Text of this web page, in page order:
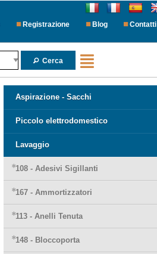
Registrazione Blog Contatti
Cerca
Aspirazione - Sacchi
Piccolo elettrodomestico
Lavaggio
108 - Adesivi Sigillanti
167 - Ammortizzatori
113 - Anelli Tenuta
148 - Bloccoporta